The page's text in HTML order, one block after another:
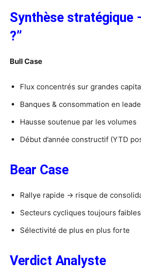
Synthèse stratégique
?”
Bull Case
Flux concentrés sur grandes
Banques & consommation en
Hausse soutenue par les volumes
Début d’année constructif (YTD
Bear Case
Rallye rapide → risque de
Secteurs cycliques toujours
Sélectivité de plus en plus forte
Verdict Analyste